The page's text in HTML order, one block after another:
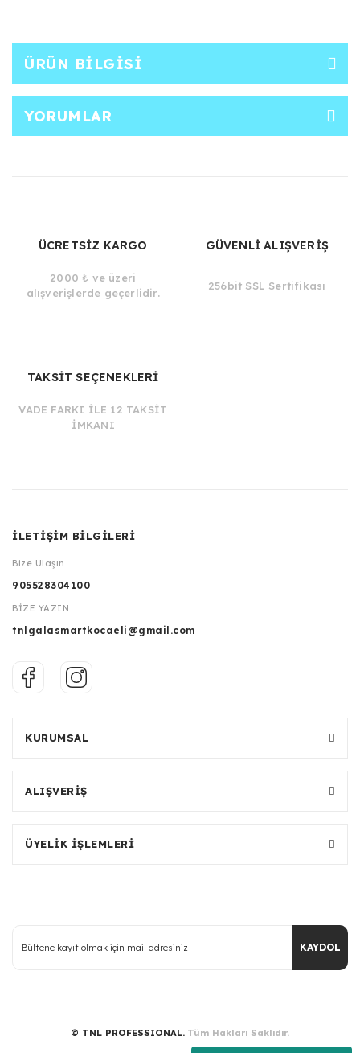
ÜRÜN BILGISI
YORUMLAR
ÜCRETSİZ KARGO
2000 ₺ ve üzeri
alışverişlerde geçerlidir.
GÜVENLİ ALIŞVERİŞ
256bit SSL Sertifikası
TAKSİT SEÇENEKLERİ
VADE FARKI İLE 12 TAKSİT
İMKANI
İLETİŞİM BİLGİLERİ
Bize Ulaşın
905528304100
BİZE YAZIN
tnlgalasmartkocaeli@gmail.com
KURUMSAL
ALIŞVERİŞ
ÜYELİK İŞLEMLERİ
KAYDOL
© TNL PROFESSIONAL. Tüm Hakları Saklıdır.